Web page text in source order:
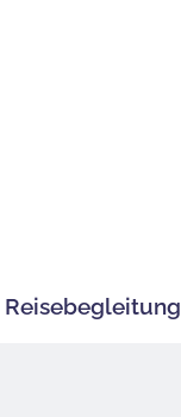
Reisebegleitung